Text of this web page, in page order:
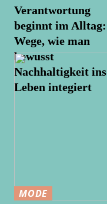
Verantwortung
beginnt im Alltag:
Wege, wie man
bewusst
Nachhaltigkeit ins
Leben integiert
MODE